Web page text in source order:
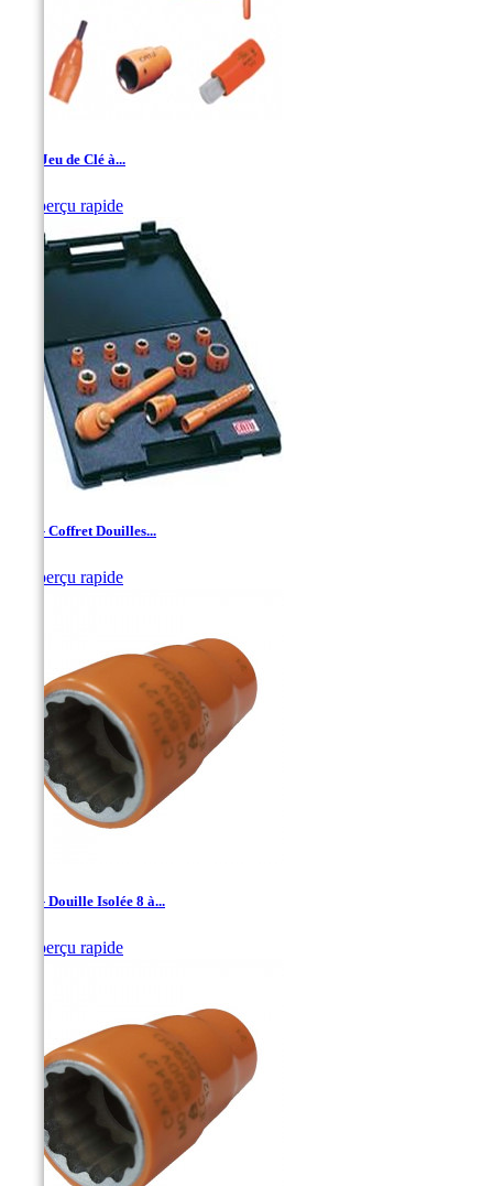
1/2'' Jeu de Clé à...
Aperçu rapide
1/2'' - Coffret Douilles...
Aperçu rapide
1/2'' - Douille Isolée 8 à...
Aperçu rapide